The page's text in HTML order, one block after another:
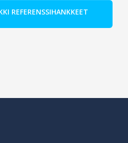
REFERENSSIHANKKEET